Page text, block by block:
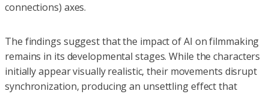
connections) axes.
The findings suggest that the impact of AI on filmmaking
remains in its developmental stages. While the characters
initially appear visually realistic, their movements disrupt
synchronization, producing an unsettling effect that